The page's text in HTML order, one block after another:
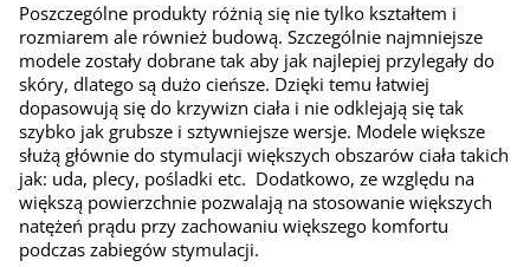
Poszczególne produkty różnią się nie tylko kształtem i
rozmiarem ale również budową. Szczególnie najmniejsze
modele zostały dobrane tak aby jak najlepiej przylegały do
skóry, dlatego są dużo cieńsze. Dzięki temu łatwiej
dopasowują się do krzywizn ciała i nie odklejają się tak
szybko jak grubsze i sztywniejsze wersje. Modele większe
służą głównie do stymulacji większych obszarów ciała takich
jak: uda, plecy, pośladki etc. Dodatkowo, ze względu na
większą powierzchnie pozwalają na stosowanie większych
natężeń prądu przy zachowaniu większego komfortu
podczas zabiegów stymulacji.